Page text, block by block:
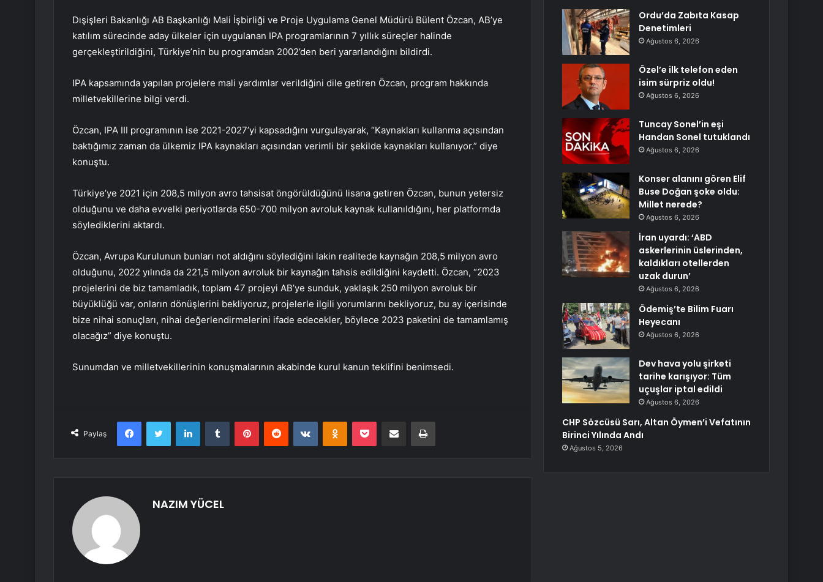
Dışişleri Bakanlığı AB Başkanlığı Mali İşbirliği ve Proje Uygulama Genel Müdürü Bülent Özcan, AB’ye
katılım sürecinde aday ülkeler için uygulanan IPA programlarının 7 yıllık süreçler halinde
gerçekleştirildiğini, Türkiye’nin bu programdan 2002’den beri yararlandığını bildirdi.
IPA kapsamında yapılan projelere mali yardımlar verildiğini dile getiren Özcan, program hakkında
milletvekillerine bilgi verdi.
Özcan, IPA III programının ise 2021-2027’yi kapsadığını vurgulayarak, “Kaynakları kullanma açısından
baktığımız zaman da ülkemiz IPA kaynakları açısından verimli bir şekilde kaynakları kullanıyor.” diye
konuştu.
Türkiye’ye 2021 için 208,5 milyon avro tahsisat öngörüldüğünü lisana getiren Özcan, bunun yetersiz
olduğunu ve daha evvelki periyotlarda 650-700 milyon avroluk kaynak kullanıldığını, her platformda
söylediklerini aktardı.
Özcan, Avrupa Kurulunun bunları not aldığını söylediğini lakin realitede kaynağın 208,5 milyon avro
olduğunu, 2022 yılında da 221,5 milyon avroluk bir kaynağın tahsis edildiğini kaydetti. Özcan, “2023
projelerini de biz tamamladık, toplam 47 projeyi AB’ye sunduk, yaklaşık 250 milyon avroluk bir
büyüklüğü var, onların dönüşlerini bekliyoruz, projelerle ilgili yorumlarını bekliyoruz, bu ay içerisinde
bize nihai sonuçları, nihai değerlendirmelerini ifade edecekler, böylece 2023 paketini de tamamlamış
olacağız” diye konuştu.
Sunumdan ve milletvekillerinin konuşmalarının akabinde kurul kanun teklifini benimsedi.
Paylaş
FacebookTwitter LinkedInTumblr PinterestReddit VKontakteOdnoklassniki
Pocket E-Posta ile paylaş Yazdır
NAZIM YÜCEL
Ordu’da Zabıta Kasap
Denetimleri
Ağustos 6, 2026
Özel’e ilk telefon eden
isim sürpriz oldu!
Ağustos 6, 2026
Tuncay Sonel’in eşi
Handan Sonel tutuklandı
Ağustos 6, 2026
Konser alanını gören Elif
Buse Doğan şoke oldu:
Millet nerede?
Ağustos 6, 2026
İran uyardı: ‘ABD
askerlerinin üslerinden,
kaldıkları otellerden
uzak durun’
Ağustos 6, 2026
Ödemiş’te Bilim Fuarı
Heyecanı
Ağustos 6, 2026
Dev hava yolu şirketi
tarihe karışıyor: Tüm
uçuşlar iptal edildi
Ağustos 6, 2026
CHP Sözcüsü Sarı, Altan Öymen’i Vefatının
Birinci Yılında Andı
Ağustos 5, 2026